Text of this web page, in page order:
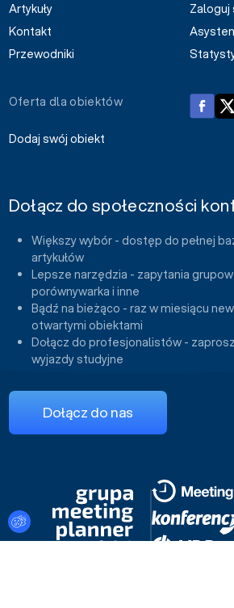
Artykuły
Kontakt
Przewodniki
Zaloguj
Oferta dla obiektów
Dodaj swój obiekt
Dołącz do społeczności
Większy wybór - dostęp do pełnej
artykułów
Lepsze narzędzia - zapytania
porównywarka i inne
Bądź na bieżąco - raz w miesiącu
otwartymi obiektami
Dołącz do profesjonalistów -
wyjazdy studyjne
Dołącz do nas
Ustawienia plików cookies